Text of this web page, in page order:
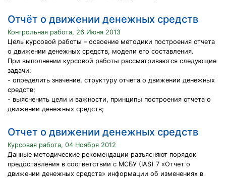
Отчёт о движении денежных средств
Контрольная работа, 26 Июня 2013
Цель курсовой работы – освоение методики построения отчета
о движении денежных средств, модели его составления.
При выполнении курсовой работы рассматриваются следующие
задачи:
- определить значение, структуру отчета о движении денежных
средств;
- выясненить цели и важности, принципы построения отчета о
движении денежных средств;
Отчет о движении денежных средств
Курсовая работа, 04 Ноября 2012
Данные методические рекомендации разъясняют порядок
предоставления в соответствии с МСБУ (IAS) 7 «Отчет о
движении денежных средств» информации об изменениях в